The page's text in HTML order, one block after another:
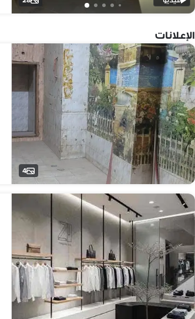
الإعلانات
4